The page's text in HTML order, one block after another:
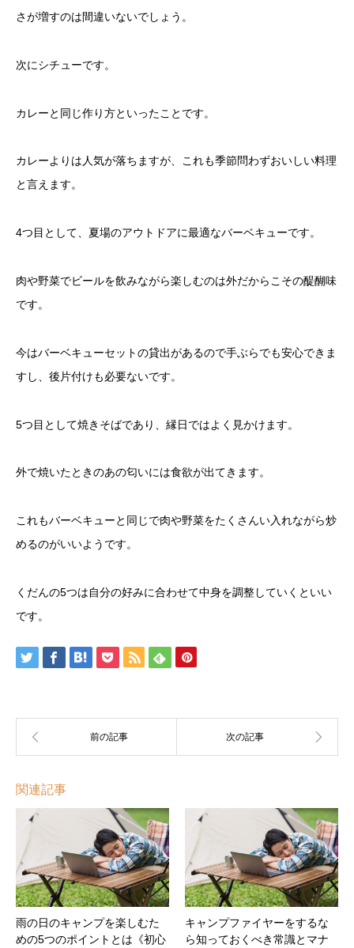
さが増すのは間違いないでしょう。
次にシチューです。
カレーと同じ作り方といったことです。
カレーよりは人気が落ちますが、これも季節問わずおいしい料理
と言えます。
4つ目として、夏場のアウトドアに最適なバーベキューです。
肉や野菜でビールを飲みながら楽しむのは外だからこその醍醐味
です。
今はバーベキューセットの貸出があるので手ぶらでも安心できま
すし、後片付けも必要ないです。
5つ目として焼きそばであり、縁日ではよく見かけます。
外で焼いたときのあの匂いには食欲が出てきます。
これもバーベキューと同じで肉や野菜をたくさんい入れながら炒
めるのがいいようです。
くだんの5つは自分の好みに合わせて中身を調整していくといい
です。
関連記事
雨の日のキャンプを楽しむた
めの5つのポイントとは《初心
キャンプファイヤーをするな
ら知っておくべき常識とマナ